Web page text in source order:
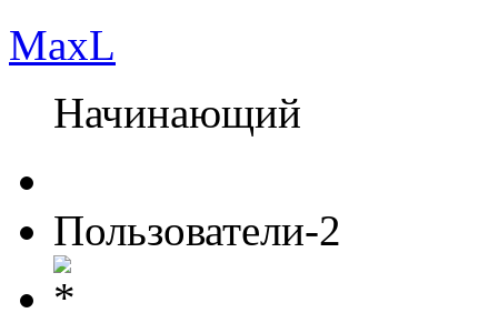
MaxL
Начинающий
Пользователи-2